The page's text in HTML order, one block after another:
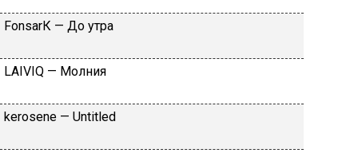
FоnsаrК — Дo утpa
LАIVIQ — Moлния
​kеrоsеnе — Untitlеd